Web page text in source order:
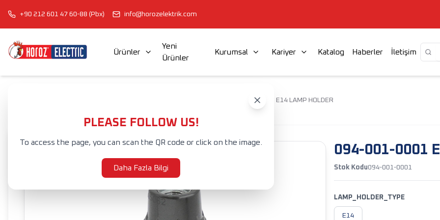
+90 212 601 47 60-88 (Pbx) info@horozelektrik.com
Ürünler
Yeni
Ürünler
Kurumsal Kariyer Katalog Haberler İletişim
PLEASE FOLLOW US!
To access the page, you can scan the QR code or click on the image.
Daha Fazla Bilgi
094-001-0001 E14 LAMP HOLDER
094-001-0001
Stok Kodu094-001-0001
LAMP_HOLDER_TYPE
E14